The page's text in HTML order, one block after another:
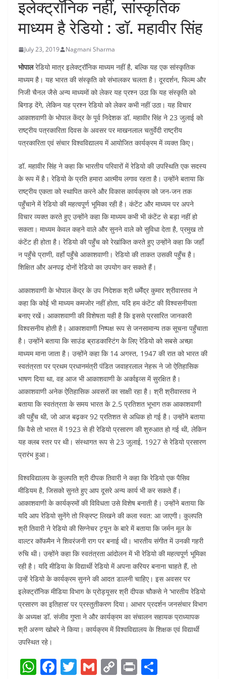
इलेक्ट्रॉनिक नहीं, सांस्कृतिक
माध्यम है रेडियो : डॉ. महावीर सिंह
July 23, 2019 Nagmani Sharma
भोपालरेडियो मात्र इलेक्ट्रॉनिक माध्यम नहीं है, बल्कि यह एक सांस्कृतिक
माध्यम है। यह भारत की संस्कृति को संभालकर चलता है। दूरदर्शन, फिल्म और
निजी चैनल जैसे अन्य माध्यमों को लेकर यह प्रश्न उठा कि यह संस्कृति को
बिगाड़ देंगे, लेकिन यह प्रश्न रेडियो को लेकर कभी नहीं उठा। यह विचार
आकाशवाणी के भोपाल केंद्र के पूर्व निदेशक डॉ. महावीर सिंह ने 23 जुलाई को
राष्ट्रीय पत्रकारिता दिवस के अवसर पर माखनलाल चतुर्वेदी राष्ट्रीय
पत्रकारिता एवं संचार विश्वविद्यालय में आयोजित कार्यक्रम में व्यक्त किए।
डॉ. महावीर सिंह ने कहा कि भारतीय परिवारों में रेडियो की उपस्थिति एक सदस्य
के रूप में है। रेडियो के प्रति हमारा आत्मीय लगाव रहता है। उन्होंने बताया कि
राष्ट्रीय एकता को स्थापित करने और विकास कार्यक्रम को जन-जन तक
पहुँचाने में रेडियो की महत्वपूर्ण भूमिका रही है। कंटेंट और माध्यम पर अपने
विचार व्यक्त करते हुए उन्होंने कहा कि माध्यम कभी भी कंटेंट से बड़ा नहीं हो
सकता। माध्यम केवल कहने वाले और सुनने वाले को सुविधा देता है, प्रमुख तो
कंटेंट ही होता है। रेडियो की पहुँच को रेखांकित करते हुए उन्होंने कहा कि जहाँ
न पहुँचे प्राणी, वहाँ पहुँचे आकाशवाणी। रेडियो की ताकत उसकी पहुँच है।
शिक्षित और अनपढ़ दोनों रेडियो का उपयोग कर सकते हैं।
आकाशवाणी के भोपाल केंद्र के उप निदेशक श्री धर्मेंद्र कुमार श्रीवास्तव ने
कहा कि कोई भी माध्यम कमजोर नहीं होता, यदि हम कंटेंट की विश्वसनीयता
बनाए रखें। आकाशवाणी की विशेषता यही है कि इससे प्रसारित जानकारी
विश्वसनीय होती है। आकाशवाणी निष्पक्ष रूप से जनसामान्य तक सूचना पहुँचाता
है। उन्होंने बताया कि साउंड ब्राडकास्टिंग के लिए रेडियो को सबसे अच्छा
माध्यम माना जाता है। उन्होंने कहा कि 14 अगस्त, 1947 की रात को भारत की
स्वतंत्रता पर प्रथम प्रधानमंत्री पंडित जवाहरलाल नेहरू ने जो ऐतिहासिक
भाषण दिया था, वह आज भी आकाशवाणी के अर्काइव्स में सुरक्षित है।
आकाशवाणी अनेक ऐतिहासिक अवसरों का साक्षी रहा है। श्री श्रीवास्तव ने
बताया कि स्वतंत्रता के समय भारत के 2.5 प्रतिशत भूभाग तक आकाशवाणी
की पहुँच थी, जो आज बढ़कर 92 प्रतिशत से अधिक हो गई है। उन्होंने बताया
कि वैसे तो भारत में 1923 से ही रेडियो प्रसारण की शुरुआत हो गई थी, लेकिन
यह क्लब स्तर पर थी। संस्थागत रूप से 23 जुलाई, 1927 से रेडियो प्रसारण
प्रारंभ हुआ।
विश्वविद्यालय के कुलपति श्री दीपक तिवारी ने कहा कि रेडियो एक पैसिव
मीडियम है, जिसको सुनते हुए आप दूसरे अन्य कार्य भी कर सकते हैं।
आकाशवाणी के कार्यक्रमों की विविधता उसे विशेष बनाती है। उन्होंने बताया कि
यदि आप रेडियो सुनेंगे तो स्क्रिप्ट लिखने की कला स्वत: आ जाएगी। कुलपति
श्री तिवारी ने रेडियो की सिग्नेचर ट्यून के बारे में बताया कि जर्मन मूल के
वाल्टर कॉफमैन ने शिवरंजनी राग पर बनाई थी। भारतीय संगीत में उनकी गहरी
रुचि थी। उन्होंने कहा कि स्वतंत्रता आंदोलन में भी रेडियो की महत्वपूर्ण भूमिका
रही है। यदि मीडिया के विद्यार्थी रेडियो में अपना करियर बनाना चाहते हैं, तो
उन्हें रेडियो के कार्यक्रम सुनने की आदत डालनी चाहिए। इस अवसर पर
इलेक्ट्रॉनिक मीडिया विभाग के प्रोड्यूसर श्री दीपक चौकसे ने ‘भारतीय रेडियो
प्रसारण का इतिहास’ पर प्रस्तुतीकरण दिया। आभार प्रदर्शन जनसंचार विभाग
के अध्यक्ष डॉ. संजीव गुप्ता ने और कार्यक्रम का संचालन सहायक प्राध्यापक
श्री अरुण खोबरे ने किया। कार्यक्रम में विश्वविद्यालय के शिक्षक एवं विद्यार्थी
उपस्थित रहे।
W F T G C Pr